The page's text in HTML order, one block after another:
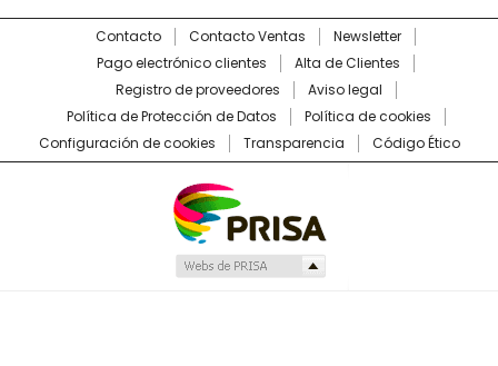
Contacto Contacto Ventas
Newsletter
Pago electrónico clientes
Alta de Clientes
Registro de proveedores
Aviso legal
Política de Protección de Datos
Política de cookies
Configuración de cookies
Transparencia Código Ético